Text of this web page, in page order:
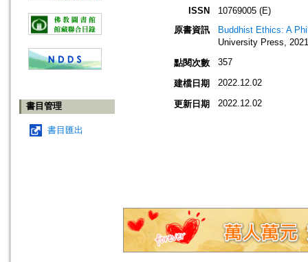
書目管理
書目匯出
ISSN
10769005 (E)
原書資訊
Buddhist Ethics: A
University Press,
點閱次數
357
建檔日期 2022.12.02
更新日期 2022.12.02